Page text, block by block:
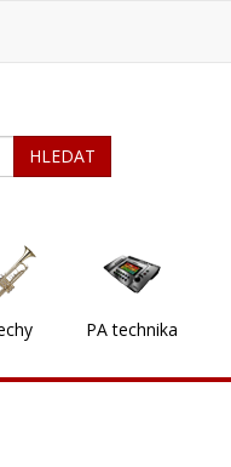
HLEDAT
PA technika